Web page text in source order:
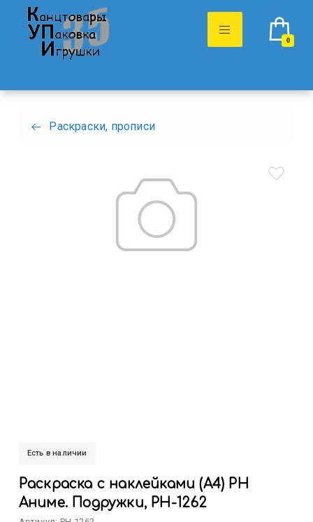
0
Раскраски, прописи
Есть в наличии
Раскраска с наклейками (А4) РН
Аниме. Подружки, РН-1262